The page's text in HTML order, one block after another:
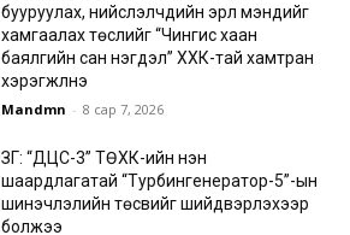
бууруулах, нийслэлчүүдийн эрүүл мэндийг
хамгаалах төслийг “Чингис хаан
баялгийн сан нэгдэл” ХХК-тай хамтран
хэрэгжүүлнэ
Mandmn - 8 сар 7, 2026
ЗГ: “ДЦС-3” ТӨХК-ийн нэн
шаардлагатай “Турбингенератор-5”-ын
шинэчлэлийн төсвийг шийдвэрлэхээр
болжээ